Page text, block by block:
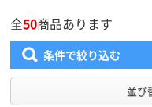
全50商品あります
条件で絞り込む
並び